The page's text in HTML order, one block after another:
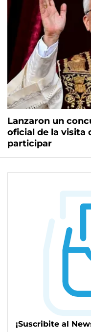
Lanzaron un
oficial de la visita
participar
¡Suscribite al